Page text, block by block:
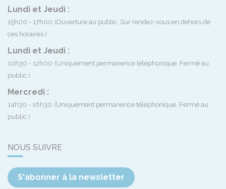
Lundi et Jeudi :
15h00 - 17h00 (Ouverture au public. Sur rendez-vous en dehors de
ces horaires.)
Lundi et Jeudi :
10h30 - 12h00 (Uniquement permanence téléphonique. Fermé au
public.)
Mercredi :
14h30 - 16h30 (Uniquement permanence téléphonique. Fermé au
public.)
NOUS SUIVRE
S'abonner à la newsletter